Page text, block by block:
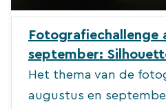
Fotografiechallenge
september:
Het thema van de
augustus en